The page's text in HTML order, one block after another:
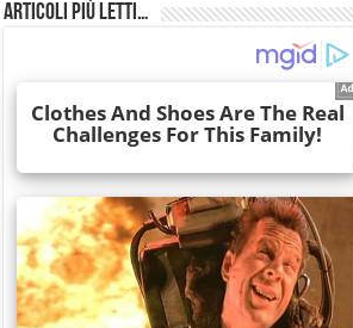
Articoli più Letti…